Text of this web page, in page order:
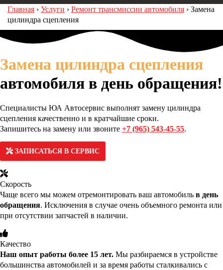
Главная › Услуги › Ремонт трансмиссии автомобиля › Замена
цилиндра сцепления
Замена цилиндра сцепления
автомобиля в день обращения!
Специалисты ЮА Автосервис выполнят замену цилиндра
сцепления качественно и в кратчайшие сроки.
Запишитесь на замену или звоните +7 (965) 543-45-55.
ЗАПИСАТЬСЯ В СЕРВИС
Скорость
Чаще всего мы можем отремонтировать ваш автомобиль в день
обращения. Исключения в случае очень объемного ремонта или
при отсутствии запчастей в наличии.
Качество
Наш опыт работы более 15 лет. Мы разбираемся в устройстве
большинства автомобилей и за время работы сталкивались с